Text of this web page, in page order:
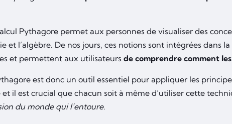
Pythagore permet aux personnes de visualiser des
et l’algèbre. De nos jours, ces notions sont intégrées dans
et permettent aux utilisateurs de comprendre comment
est donc un outil essentiel pour appliquer les
il est crucial que chacun soit à même d’utiliser cette
du monde qui l’entoure.